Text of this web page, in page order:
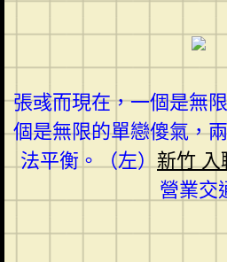
張彧而現在，一個是無
個是無限的單戀傻氣，
法平衡。（左）新竹 入
營業交